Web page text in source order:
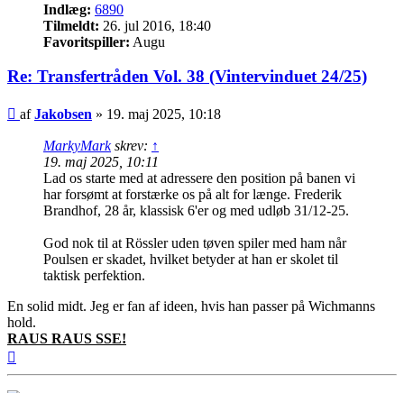
Indlæg: 6890
Tilmeldt: 26. jul 2016, 18:40
Favoritspiller: Augu
Re: Transfertråden Vol. 38 (Vintervinduet 24/25)
Indlæg
afJakobsen » 19. maj 2025, 10:18
MarkyMarkskrev: ↑
19. maj 2025, 10:11
Lad os starte med at adressere den position på banen vi
har forsømt at forstærke os på alt for længe. Frederik
Brandhof, 28 år, klassisk 6'er og med udløb 31/12-25.
God nok til at Rössler uden tøven spiler med ham når
Poulsen er skadet, hvilket betyder at han er skolet til
taktisk perfektion.
En solid midt. Jeg er fan af ideen, hvis han passer på Wichmanns
hold.
RAUS RAUS SSE!